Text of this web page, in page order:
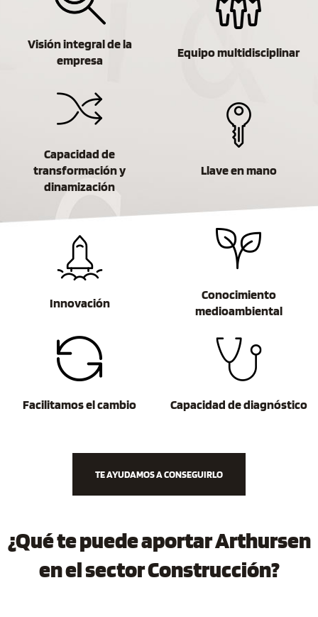
Visión integral de la
empresa
Equipo multidisciplinar
Capacidad de
transformación y
dinamización
Llave en mano
Innovación
Conocimiento
medioambiental
Facilitamos el cambio Capacidad de diagnóstico
TE AYUDAMOS A CONSEGUIRLO
¿Qué te puede aportar Arthursen
en el sector Construcción?